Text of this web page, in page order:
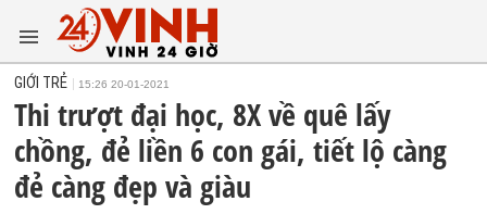
GIỚI TRẺ 15:26 20-01-2021
Thi trượt đại học, 8X về quê lấy
chồng, đẻ liền 6 con gái, tiết lộ càng
đẻ càng đẹp và giàu